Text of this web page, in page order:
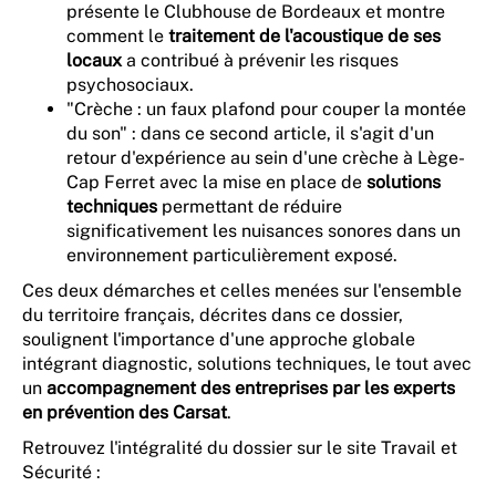
présente le Clubhouse de Bordeaux et montre
comment le traitement de l'acoustique de ses
locauxa contribué à prévenir les risques
psychosociaux.
"Crèche : un faux plafond pour couper la montée
du son" : dans ce second article, il s'agit d'un
retour d'expérience au sein d'une crèche à Lège-
Cap Ferret avec la mise en place de solutions
techniques permettant de réduire
significativement les nuisances sonores dans un
environnement particulièrement exposé.
Ces deux démarches et celles menées sur l'ensemble
du territoire français, décrites dans ce dossier,
soulignent l'importance d'une approche globale
intégrant diagnostic, solutions techniques, le tout avec
un accompagnement des entreprises par les experts
en prévention des Carsat.
Retrouvez l'intégralité du dossier sur le site Travail et
Sécurité :